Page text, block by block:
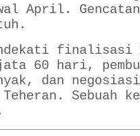
April.
finalisasi
60 hari,
dan
Sebuah